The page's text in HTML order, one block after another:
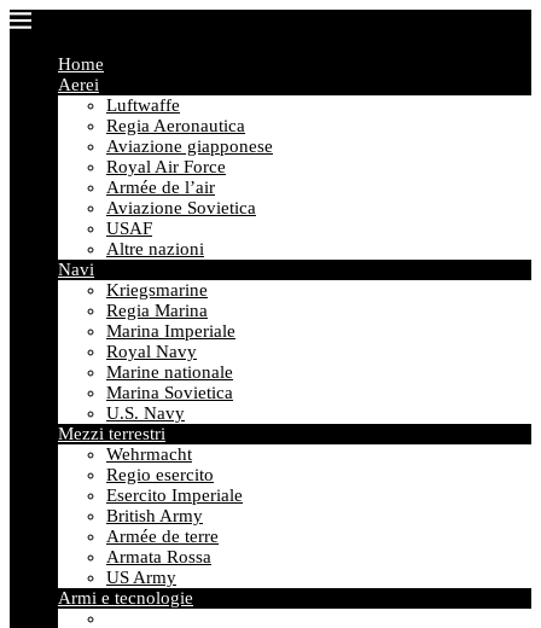
Home
Aerei
Luftwaffe
Regia Aeronautica
Aviazione giapponese
Royal Air Force
Armée de l’air
Aviazione Sovietica
USAF
Altre nazioni
Navi
Kriegsmarine
Regia Marina
Marina Imperiale
Royal Navy
Marine nationale
Marina Sovietica
U.S. Navy
Mezzi terrestri
Wehrmacht
Regio esercito
Esercito Imperiale
British Army
Armée de terre
Armata Rossa
US Army
Armi e tecnologie